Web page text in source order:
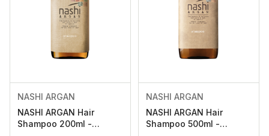
NASHI ARGAN
NASHI ARGAN Hair
Shampoo 200ml -
NASHI ARGAN
NASHI ARGAN Hair
Shampoo 500ml -